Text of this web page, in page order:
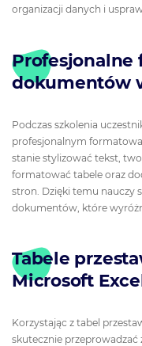
organizacji danych i
Profesjonalne
dokumentów
Podczas szkolenia
profesjonalnym
stanie stylizować tekst,
formatować tabele oraz
stron. Dzięki temu nauczy
dokumentów, które
Tabele
Microsoft
Korzystając z tabel
skutecznie przeprowadzać